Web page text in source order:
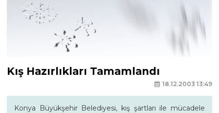
Kış Hazırlıkları Tamamlandı
18.12.2003 13:49
Konya Büyükşehir Belediyesi, kış şartları ile mücadele